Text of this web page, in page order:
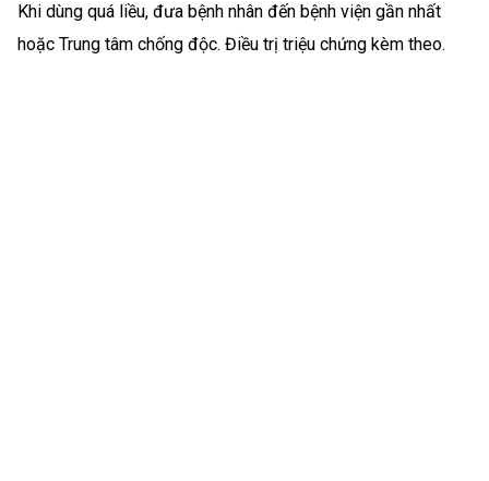
Khi dùng quá liều, đưa bệnh nhân đến bệnh viện gần nhất
hoặc Trung tâm chống độc. Điều trị triệu chứng kèm theo.